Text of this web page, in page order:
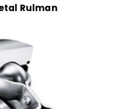
Rulman